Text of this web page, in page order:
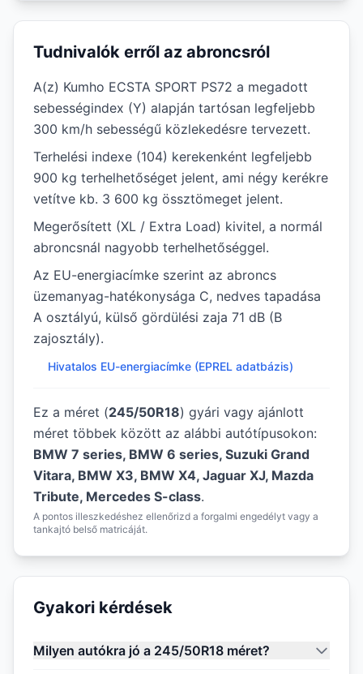
Tudnivalók erről az abroncsról
A(z) Kumho ECSTA SPORT PS72 a megadott
sebességindex (Y) alapján tartósan legfeljebb
300 km/h sebességű közlekedésre tervezett.
Terhelési indexe (104) kerekenként legfeljebb
900 kg terhelhetőséget jelent, ami négy kerékre
vetítve kb. 3 600 kg össztömeget jelent.
Megerősített (XL / Extra Load) kivitel, a normál
abroncsnál nagyobb terhelhetőséggel.
Az EU-energiacímke szerint az abroncs
üzemanyag-hatékonysága C, nedves tapadása
A osztályú, külső gördülési zaja 71 dB (B
zajosztály).
Hivatalos EU-energiacímke (EPREL adatbázis)
Ez a méret (245/50R18) gyári vagy ajánlott
méret többek között az alábbi autótípusokon:
BMW 7 series, BMW 6 series, Suzuki Grand
Vitara, BMW X3, BMW X4, Jaguar XJ, Mazda
Tribute, Mercedes S-class.
A pontos illeszkedéshez ellenőrizd a forgalmi engedélyt vagy a
tankajtó belső matricáját.
Gyakori kérdések
Milyen autókra jó a 245/50R18 méret?